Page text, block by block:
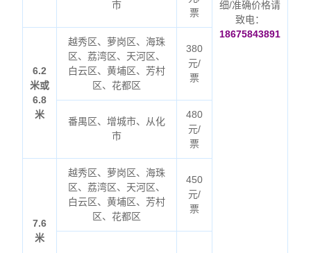
细/准确价格请
致电：
18675843891
市
票
6.2
米或
6.8
米
越秀区、萝岗区、海珠
区、荔湾区、天河区、
白云区、黄埔区、芳村
区、花都区
380
元/
票
番禺区、增城市、从化
市
480
元/
票
7.6
米
越秀区、萝岗区、海珠
区、荔湾区、天河区、
白云区、黄埔区、芳村
区、花都区
450
元/
票